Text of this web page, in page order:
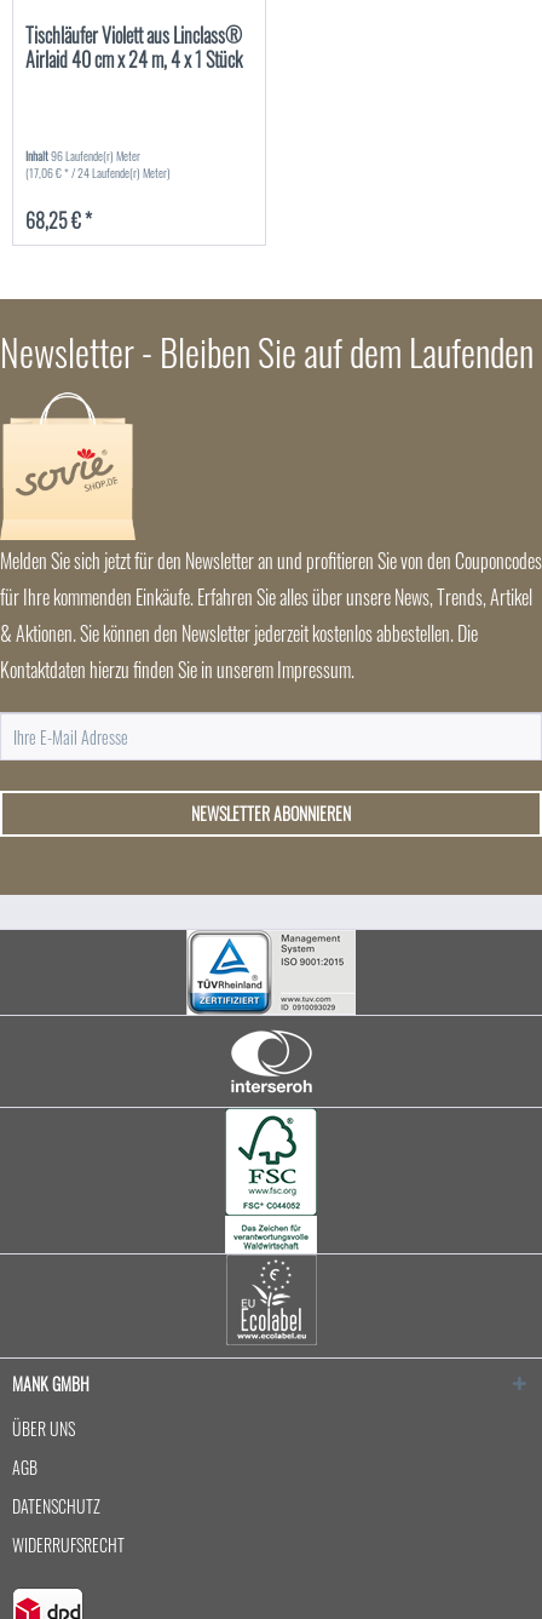
Tischläufer Violett aus Linclass®
Airlaid 40 cm x 24 m, 4 x 1 Stück
Inhalt96 Laufende(r) Meter
(17,06 € * / 24 Laufende(r) Meter)
68,25 € *
Newsletter - Bleiben Sie auf dem Laufenden
Melden Sie sich jetzt für den Newsletter an und profitieren Sie von den Couponcodes
für Ihre kommenden Einkäufe. Erfahren Sie alles über unsere News, Trends, Artikel
& Aktionen. Sie können den Newsletter jederzeit kostenlos abbestellen. Die
Kontaktdaten hierzu finden Sie in unserem Impressum.
NEWSLETTER ABONNIEREN
MANK GMBH
ÜBER UNS
AGB
DATENSCHUTZ
WIDERRUFSRECHT